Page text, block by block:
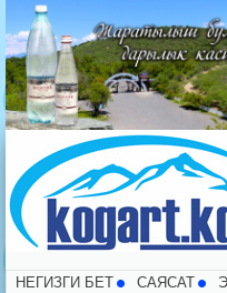
НЕГИЗГИ БЕТ CАЯСАТ